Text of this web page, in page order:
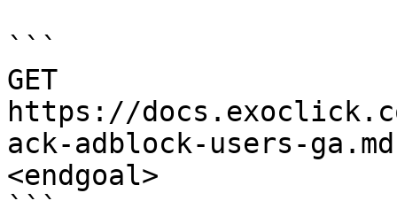
```
GET
https://
ack-adblock-users-
<endgoal>
```